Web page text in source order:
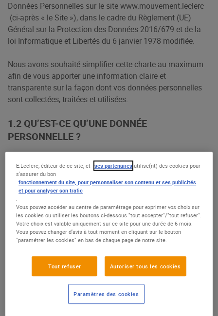
Données Personnelles sur le sitewww.mouvement.leclerc
(ci-après « le Site »), dans le cadre du Règlement (UE)
Général sur la Protection des Données 2016/679 et de la
loi Informatique et Libertés du 6 janvier 1978 modifiée.
Nous avons souhaité simplifier cette charte au maximum
afin de vous apporter une information claire et
transparente sur la façon dont vos données personnelles
sont collectées, traitées et utilisées.
1.2 QU’EST-CE QU’UNE DONNÉE
PERSONNELLE ?
Une donnée personnelle est toute information qui permet
d’identifier directement ou indirectement une personne
physique. Ainsi, un nom, une adresse postale ou
électronique, un numéro de téléphone, un numéro de Carte
E. Leclerc ou encore une adresse IP sont par exemple des
données personnelles.
1.3 QUI EST LE RESPONSABLE DU
TRAITEMENT DES DONNÉES DU SITE ?
Le responsable du traitement des données est la personne
ou l’organisme qui fixe les objectifs et les modalités de
collecte et de traitement de vos données personnelles.
E.Leclerc, éditeur de ce site, et ses partenaires utilise(nt) des cookies pour
s'assurer du bon
fonctionnement du site, pour personnaliser son contenu et ses publicités
et pour analyser son trafic
.
Vous pouvez accéder au centre de paramétrage pour exprimer vos choix sur
les cookies ou utiliser les boutons ci-dessous "tout accepter"/"tout refuser".
Votre choix est valable uniquement sur ce site pour une durée de 6 mois.
Vous pouvez changer d'avis à tout moment en cliquant sur le bouton
"paramétrer les cookies" en bas de chaque page de notre site.
Tout refuser Autoriser tous les cookies
Paramètres des cookies